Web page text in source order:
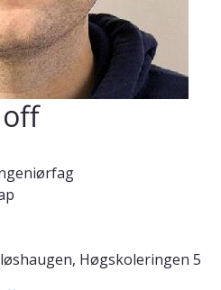
Høgskoleringen 5